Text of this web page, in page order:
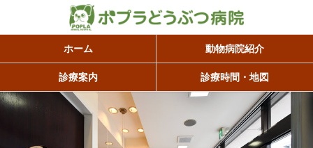
ホーム 動物病院紹介
診療案内 診療時間・地図